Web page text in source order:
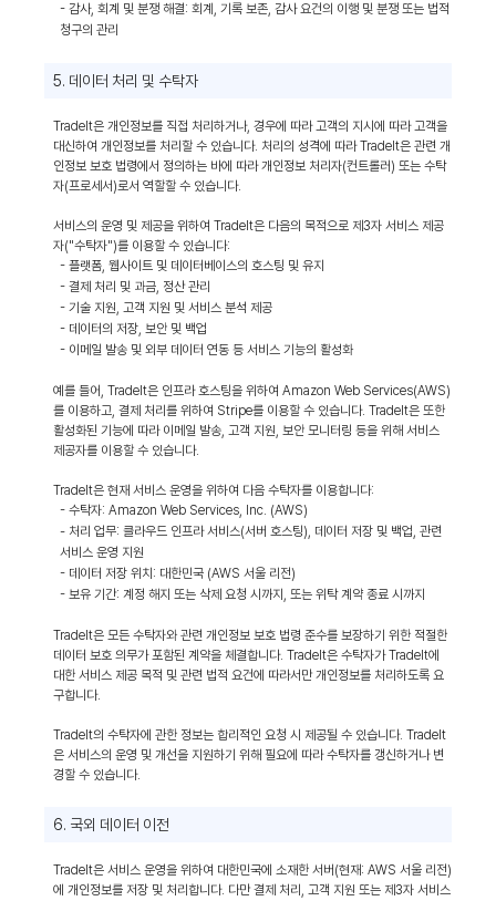
- 감사, 회계 및 분쟁 해결: 회계, 기록 보존, 감사 요건의 이행 및 분쟁 또는 법적
청구의 관리
5. 데이터 처리 및 수탁자
TradeIt은 개인정보를 직접 처리하거나, 경우에 따라 고객의 지시에 따라 고객을
대신하여 개인정보를 처리할 수 있습니다. 처리의 성격에 따라 TradeIt은 관련 개
인정보 보호 법령에서 정의하는 바에 따라 개인정보 처리자(컨트롤러) 또는 수탁
자(프로세서)로서 역할할 수 있습니다.
서비스의 운영 및 제공을 위하여 TradeIt은 다음의 목적으로 제3자 서비스 제공
자("수탁자")를 이용할 수 있습니다:
- 플랫폼, 웹사이트 및 데이터베이스의 호스팅 및 유지
- 결제 처리 및 과금, 정산 관리
- 기술 지원, 고객 지원 및 서비스 분석 제공
- 데이터의 저장, 보안 및 백업
- 이메일 발송 및 외부 데이터 연동 등 서비스 기능의 활성화
예를 들어, TradeIt은 인프라 호스팅을 위하여 Amazon Web Services(AWS)
를 이용하고, 결제 처리를 위하여 Stripe를 이용할 수 있습니다. TradeIt은 또한
활성화된 기능에 따라 이메일 발송, 고객 지원, 보안 모니터링 등을 위해 서비스
제공자를 이용할 수 있습니다.
TradeIt은 현재 서비스 운영을 위하여 다음 수탁자를 이용합니다:
- 수탁자: Amazon Web Services, Inc. (AWS)
- 처리 업무: 클라우드 인프라 서비스(서버 호스팅), 데이터 저장 및 백업, 관련
서비스 운영 지원
- 데이터 저장 위치: 대한민국 (AWS 서울 리전)
- 보유 기간: 계정 해지 또는 삭제 요청 시까지, 또는 위탁 계약 종료 시까지
TradeIt은 모든 수탁자와 관련 개인정보 보호 법령 준수를 보장하기 위한 적절한
데이터 보호 의무가 포함된 계약을 체결합니다. TradeIt은 수탁자가 TradeIt에
대한 서비스 제공 목적 및 관련 법적 요건에 따라서만 개인정보를 처리하도록 요
구합니다.
TradeIt의 수탁자에 관한 정보는 합리적인 요청 시 제공될 수 있습니다. TradeIt
은 서비스의 운영 및 개선을 지원하기 위해 필요에 따라 수탁자를 갱신하거나 변
경할 수 있습니다.
6. 국외 데이터 이전
TradeIt은 서비스 운영을 위하여 대한민국에 소재한 서버(현재: AWS 서울 리전)
에 개인정보를 저장 및 처리합니다. 다만 결제 처리, 고객 지원 또는 제3자 서비스